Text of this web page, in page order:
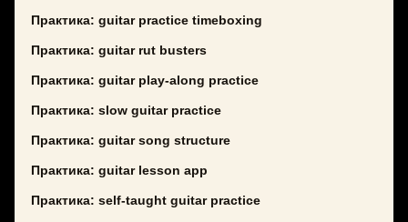
Практика: guitar practice timeboxing
Практика: guitar rut busters
Практика: guitar play-along practice
Практика: slow guitar practice
Практика: guitar song structure
Практика: guitar lesson app
Практика: self-taught guitar practice